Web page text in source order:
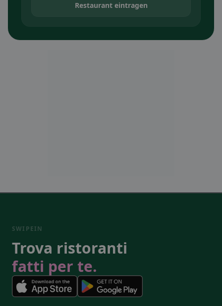
Restaurant eintragen
SWIPEIN
Trova ristoranti
fatti per te.